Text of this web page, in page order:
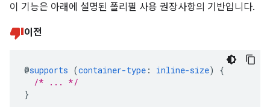
이 기능은 아래에 설명된 폴리필 사용 권장사항의 기반입니다.
이전
@supports (container-type : inline-size)
{
/* ... */
}